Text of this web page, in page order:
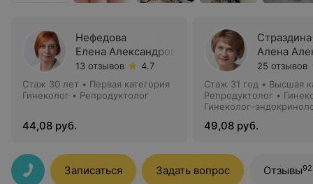
Нефедова
Елена Александровна
13 отзывов
4.7
Стаж 30 лет • Первая категория
Гинеколог • Репродуктолог
44,08 руб.
Страздина
Алена
25 отзывов
Стаж 31 год • Высшая
Репродуктолог •
Гинеколог-
49,08 руб.
Записаться Задать вопрос Отзывы